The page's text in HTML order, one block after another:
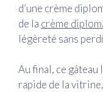
d’une crème
de la crème
légèreté sans
Au final, ce gâteau
rapide de la vitrine,